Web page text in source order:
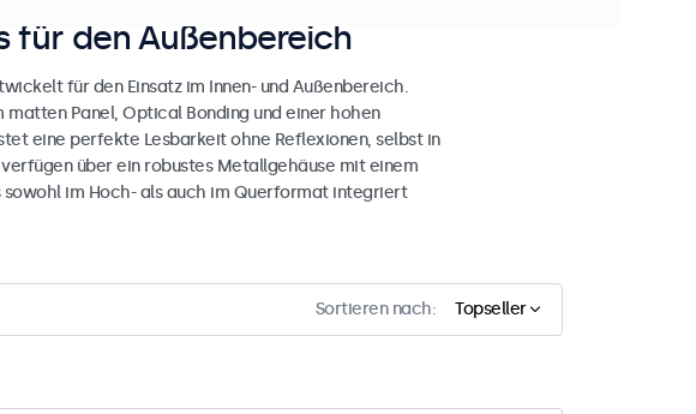
für den Außenbereich
für den Einsatz im Innen- und Außenbereich.
Panel, Optical Bonding und einer hohen
eine perfekte Lesbarkeit ohne Reflexionen, selbst in
über ein robustes Metallgehäuse mit einem
im Hoch- als auch im Querformat integriert
Sortieren nach: Topseller